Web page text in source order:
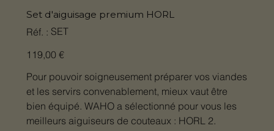
Set d'aiguisage premium HORL
Réf. : SKU
SET
SET
Prix
119,00 €
Pour pouvoir soigneusement préparer vos viandes
et les servirs convenablement, mieux vaut être
bien équipé. WAHO a sélectionné pour vous les
meilleurs aiguiseurs de couteaux : HORL 2.